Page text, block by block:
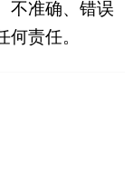
不准确、错误
责任。